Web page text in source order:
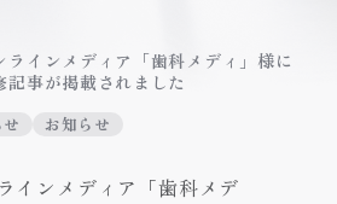
ラインメディア「歯科メディ」様に
記事が掲載されました
お知らせ
インメディア「歯科メデ